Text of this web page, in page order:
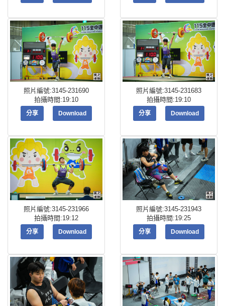
照片編號:3145-231690
拍攝時間:19:10
分享 Download
照片編號:3145-231683
拍攝時間:19:10
分享 Download
照片編號:3145-231966
拍攝時間:19:12
分享 Download
照片編號:3145-231943
拍攝時間:19:25
分享 Download